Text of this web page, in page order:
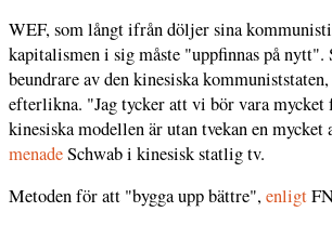
WEF, som långt ifrån döljer sina
kapitalismen i sig måste "uppfinnas på
beundrare av den kinesiska
efterlikna. "Jag tycker att vi bör vara
kinesiska modellen är utan tvekan en
menadeSchwab i kinesisk statlig tv.
Metoden för att "bygga upp bättre",enligt